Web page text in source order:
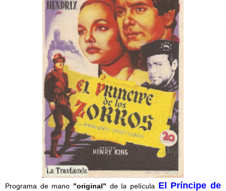
Programa de mano "original" de la película El Príncipe de